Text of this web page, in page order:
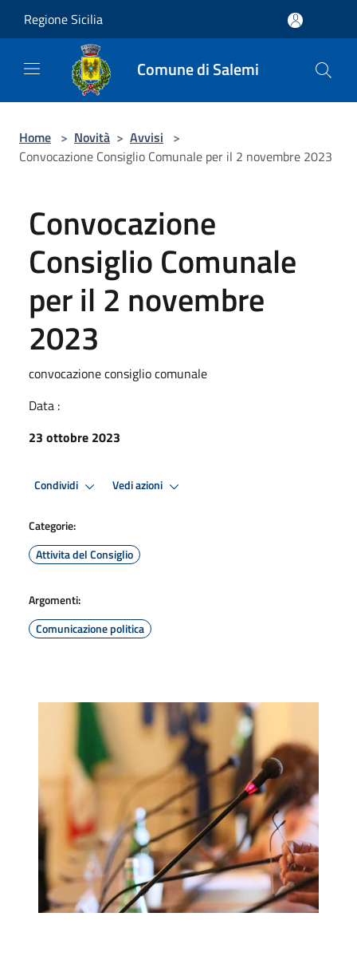
Regione Sicilia
Comune di Salemi
Home > Novità > Avvisi >
Convocazione Consiglio Comunale per il 2 novembre 2023
Convocazione
Consiglio Comunale
per il 2 novembre
2023
convocazione consiglio comunale
Data :
23 ottobre 2023
Condividi Vedi azioni
Categorie:
Attivita del Consiglio
Argomenti:
Comunicazione politica